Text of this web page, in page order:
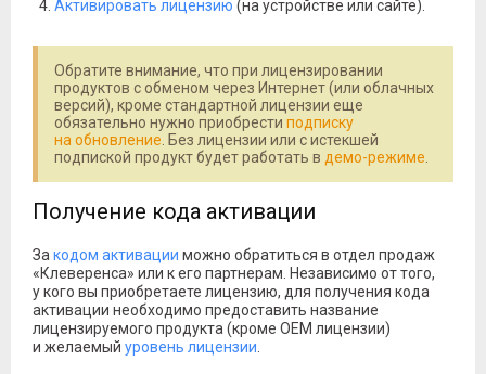
Активировать лицензию (на устройстве или сайте).
Обратите внимание, что при лицензировании
продуктов с обменом через Интернет (или облачных
версий), кроме стандартной лицензии еще
обязательно нужно приобрести подписку
на обновление . Без лицензии или с истекшей
подпиской продукт будет работать в демо-режиме
Получение кода активации
За кодом активации можно обратиться в отдел продаж
«Клеверенса» или к его партнерам. Независимо от того,
у кого вы приобретаете лицензию, для получения кода
активации необходимо предоставить название
лицензируемого продукта (кроме ОЕМ лицензии)
и желаемый уровень лицензии